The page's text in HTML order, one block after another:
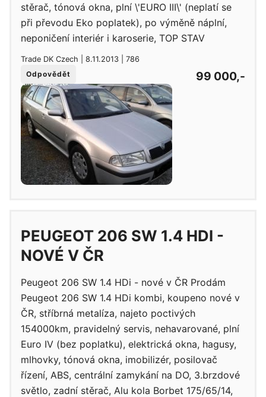
stěrač, tónová okna, plní \'EURO III\' (neplatí se
při převodu Eko poplatek), po výměně náplní,
neponičení interiér i karoserie, TOP STAV
Trade DK Czech | 8.11.2013 | 786
Odpovědět
99 000,-
PEUGEOT 206 SW 1.4 HDI -
NOVÉ V ČR
Peugeot 206 SW 1.4 HDi - nové v ČR Prodám
Peugeot 206 SW 1.4 HDi kombi, koupeno nové v
ČR, stříbrná metalíza, najeto poctivých
154000km, pravidelný servis, nehavarované, plní
Euro IV (bez poplatku), elektrická okna, hagusy,
mlhovky, tónová okna, imobilizér, posilovač
řízení, ABS, centrální zamykání na DO, 3.brzdové
světlo, zadní stěrač, Alu kola Borbet 175/65/14,